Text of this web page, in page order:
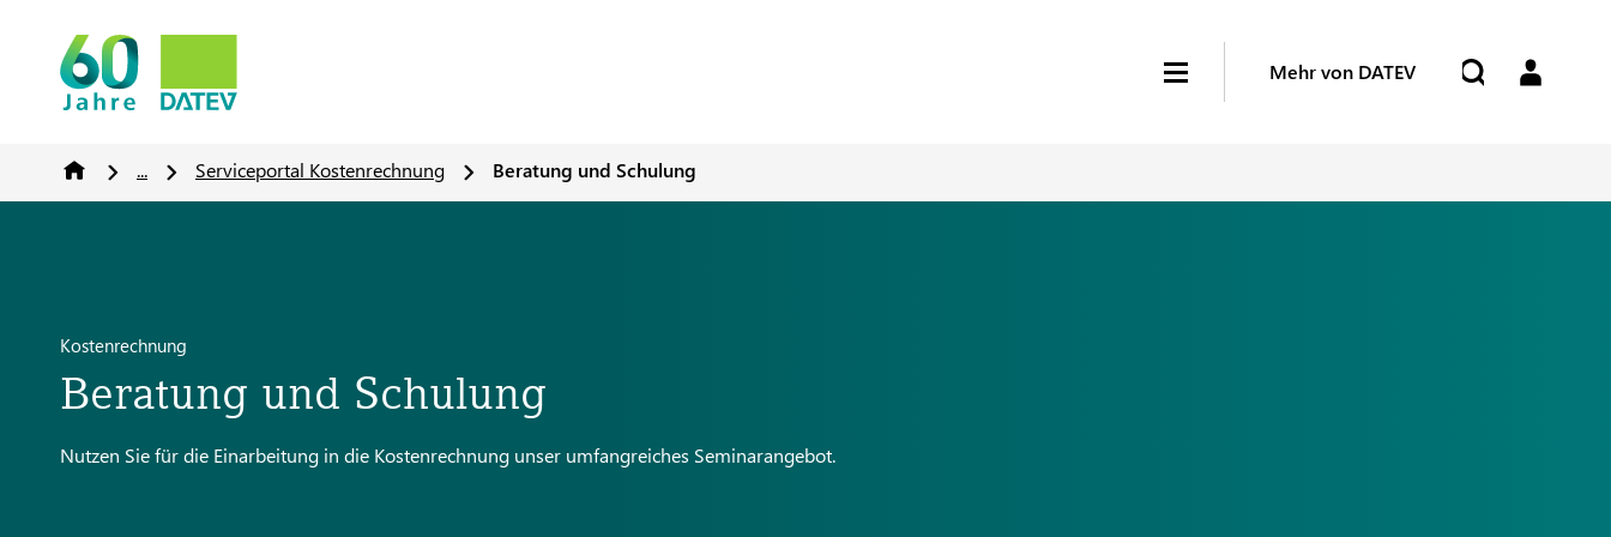
Mehr von DATEV
... Serviceportal Kostenrechnung Beratung und Schulung
Kostenrechnung
Beratung und Schulung
Nutzen Sie für die Einarbeitung in die Kostenrechnung unser umfangreiches Seminarangebot.